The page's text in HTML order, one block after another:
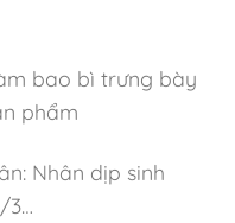
bao bì trưng bày
phẩm
Nhân dịp sinh
3…